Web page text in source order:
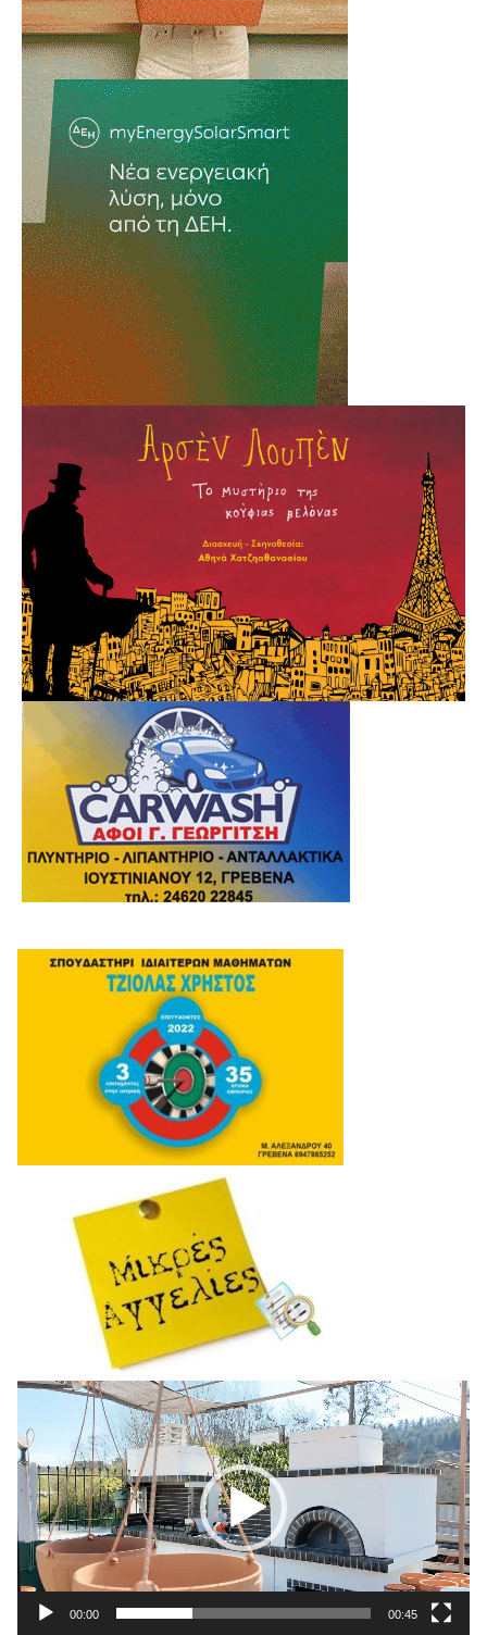
Πρόγραμμα
Αναπαραγωγής
Βίντεο
00:00 00:45